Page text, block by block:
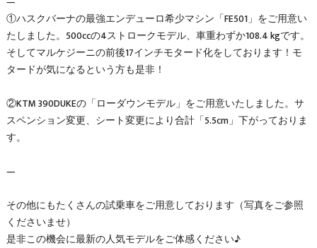
①ハスクバーナの最強エンデューロ希少マシン「FE501」をご用意い
たしました。500ccの4ストロークモデル、車重わずか108.4 kgです。
そしてマルケジーニの前後17インチモタード化をしております！モ
タードが気になるという方も是非！
②KTM 390DUKEの「ローダウンモデル」をご用意いたしました。サ
スペンション変更、シート変更により合計「5.5cm」下がっておりま
す。
—
その他にもたくさんの試乗車をご用意しております（写真をご参照
くださいませ）
是非この機会に最新の人気モデルをご体感ください♪